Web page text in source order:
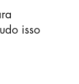
isso